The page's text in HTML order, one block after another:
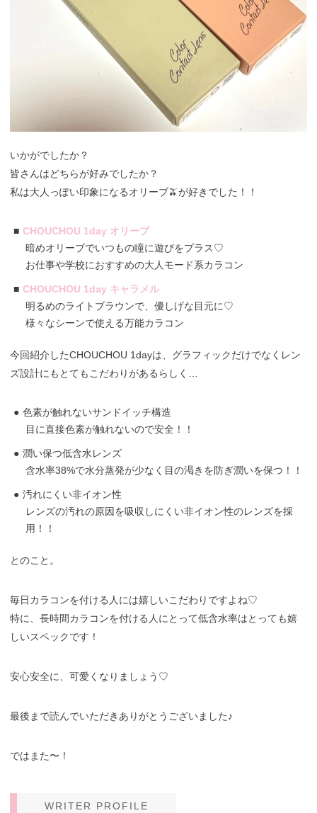
いかがでしたか？
皆さんはどちらが好みでしたか？
私は大人っぽい印象になるオリーブ🫒が好きでした！！
CHOUCHOU 1day オリーブ
暗めオリーブでいつもの瞳に遊びをプラス♡
お仕事や学校におすすめの大人モード系カラコン
CHOUCHOU 1day キャラメル
明るめのライトブラウンで、優しげな目元に♡
様々なシーンで使える万能カラコン
今回紹介したCHOUCHOU 1dayは、グラフィックだけでなくレン
ズ設計にもとてもこだわりがあるらしく…
色素が触れないサンドイッチ構造
目に直接色素が触れないので安全！！
潤い保つ低含水レンズ
含水率38%で水分蒸発が少なく目の渇きを防ぎ潤いを保つ！！
汚れにくい非イオン性
レンズの汚れの原因を吸収しにくい非イオン性のレンズを採
用！！
とのこと。
毎日カラコンを付ける人には嬉しいこだわりですよね♡
特に、長時間カラコンを付ける人にとって低含水率はとっても嬉
しいスペックです！
安心安全に、可愛くなりましょう♡
最後まで読んでいただきありがとうございました♪
ではまた〜！
WRITER PROFILE